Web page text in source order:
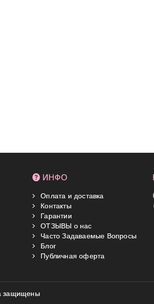
ИНФО
Оплата и доставка
Контакты
Гарантии
ОТЗЫВЫ о нас
Часто Задаваемые Вопросы
Блог
Публичная оферта
защищены